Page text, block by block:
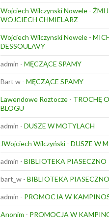
Wojciech Wilczynski Nowele -
WOJCIECH CHMIELARZ
Wojciech Wilczynski Nowele -
DESSOULAVY
admin - MĘCZĄCE SPAMY
Bart w - MĘCZĄCE SPAMY
Lawendowe Roztocze - TROCHĘ
BLOGU
admin - DUSZE W MOTYLACH
JWojciech Wilczyński - DUSZE W
admin - BIBLIOTEKA PIASECZNO
bart_w - BIBLIOTEKA PIASECZNO
admin - PROMOCJA W
Anonim - PROMOCJA W